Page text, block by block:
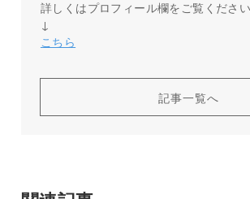
詳しくはプロフィール欄をご覧ください
↓
こちら
記事一覧へ